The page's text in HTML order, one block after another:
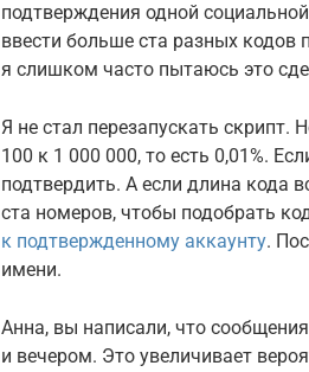
подтверждения одной
ввести больше ста разных кодов
я слишком часто пытаюсь это
Я не стал перезапускать
100 к 1 000 000, то есть 0,01%.
подтвердить. А если длина кода
ста номеров, чтобы подобрать
к подтвержденному аккаунту.
имени.
Анна, вы написали, что
и вечером. Это увеличивает